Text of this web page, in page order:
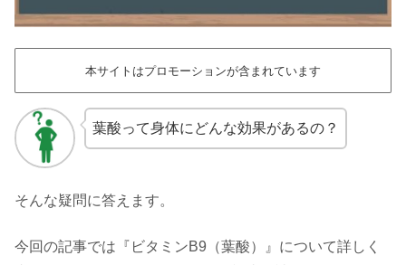
本サイトはプロモーションが含まれています
葉酸って身体にどんな効果があるの？
そんな疑問に答えます。
今回の記事では『ビタミンB9（葉酸）』について詳しく